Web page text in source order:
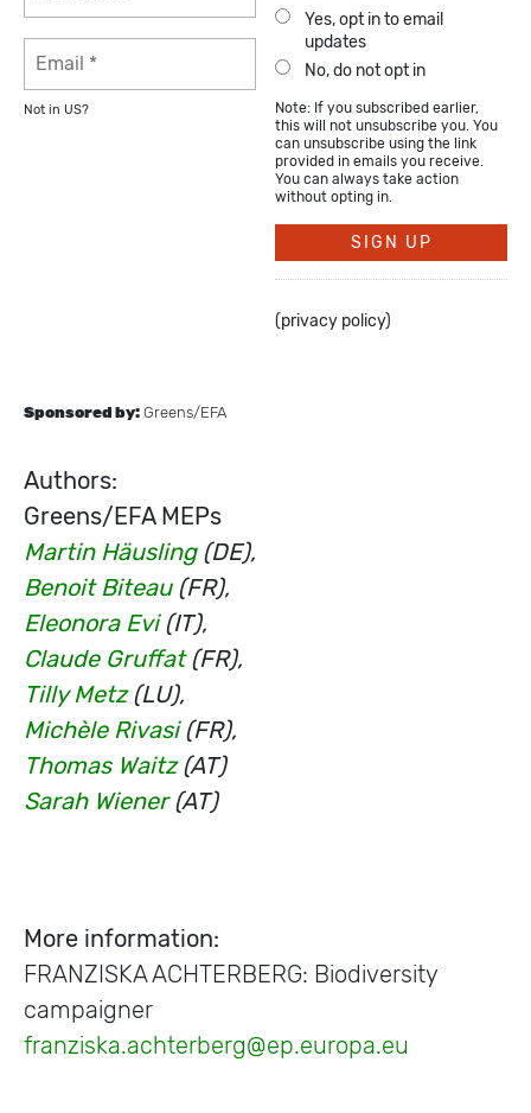
Not in US?
Yes, opt in to email
updates
No, do not opt in
Note: If you subscribed earlier,
this will not unsubscribe you. You
can unsubscribe using the link
provided in emails you receive.
You can always take action
without opting in.
(privacy policy)
Sponsored by: Greens/EFA
Authors:
Greens/EFA MEPs
Martin Häusling (DE),
Benoit Biteau(FR),
Eleonora Evi(IT),
Claude Gruffat(FR),
Tilly Metz(LU),
Michèle Rivasi(FR),
Thomas Waitz(AT)
Sarah Wiener(AT)
More information:
FRANZISKA ACHTERBERG: Biodiversity
campaigner
franziska.achterberg@ep.europa.eu